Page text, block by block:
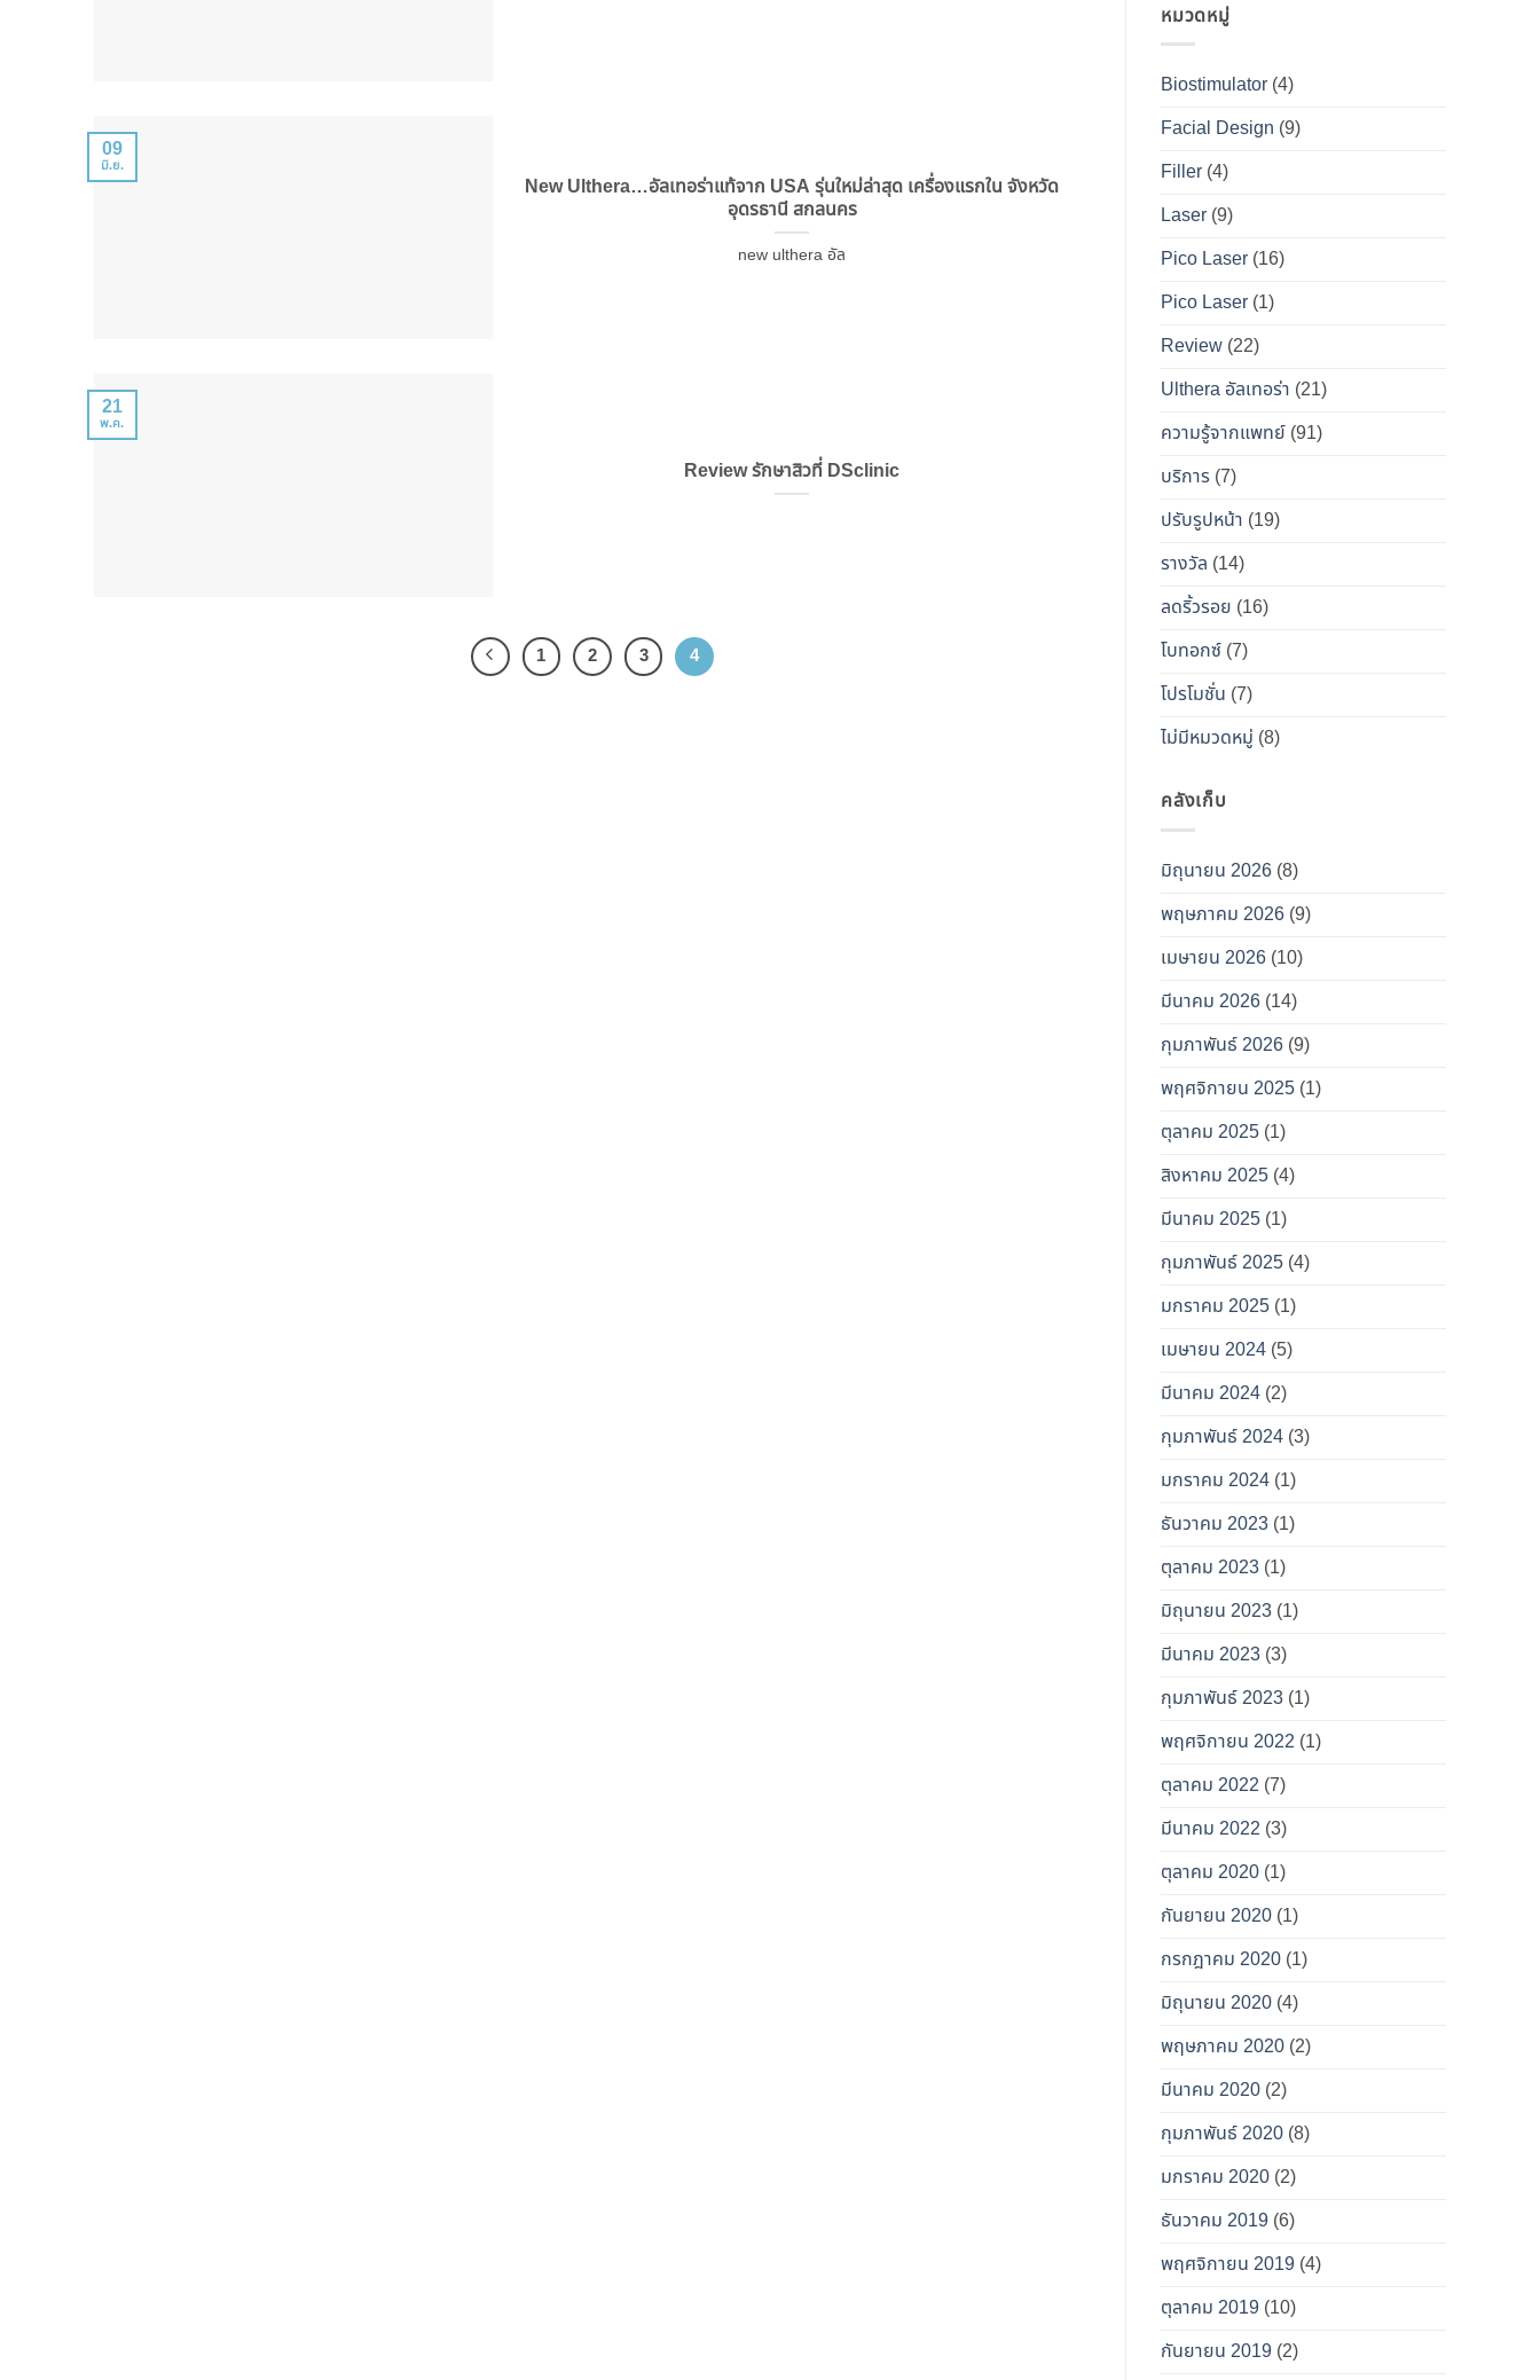
New Ulthera…อัลเทอร่าแท้จาก USA รุ่นใหม่ล่าสุด เครื่องแรกใน จังหวัด
อุดรธานี สกลนคร
new ulthera อัล
09
มิ.ย.
Review รักษาสิวที่ DSclinic
21
พ.ค.
1 2 3 4
หมวดหมู่
Biostimulator (4)
Facial Design (9)
Filler (4)
Laser (9)
Pico Laser (16)
Pico Laser (1)
Review (22)
Ulthera อัลเทอร่า (21)
ความรู้จากแพทย์ (91)
บริการ (7)
ปรับรูปหน้า (19)
รางวัล (14)
ลดริ้วรอย (16)
โบทอกซ์ (7)
โปรโมชั่น (7)
ไม่มีหมวดหมู่ (8)
คลังเก็บ
มิถุนายน 2026 (8)
พฤษภาคม 2026 (9)
เมษายน 2026 (10)
มีนาคม 2026 (14)
กุมภาพันธ์ 2026 (9)
พฤศจิกายน 2025 (1)
ตุลาคม 2025 (1)
สิงหาคม 2025 (4)
มีนาคม 2025 (1)
กุมภาพันธ์ 2025 (4)
มกราคม 2025 (1)
เมษายน 2024 (5)
มีนาคม 2024 (2)
กุมภาพันธ์ 2024 (3)
มกราคม 2024 (1)
ธันวาคม 2023 (1)
ตุลาคม 2023 (1)
มิถุนายน 2023 (1)
มีนาคม 2023 (3)
กุมภาพันธ์ 2023 (1)
พฤศจิกายน 2022 (1)
ตุลาคม 2022 (7)
มีนาคม 2022 (3)
ตุลาคม 2020 (1)
กันยายน 2020 (1)
กรกฎาคม 2020 (1)
มิถุนายน 2020 (4)
พฤษภาคม 2020 (2)
มีนาคม 2020 (2)
กุมภาพันธ์ 2020 (8)
มกราคม 2020 (2)
ธันวาคม 2019 (6)
พฤศจิกายน 2019 (4)
ตุลาคม 2019 (10)
กันยายน 2019 (2)